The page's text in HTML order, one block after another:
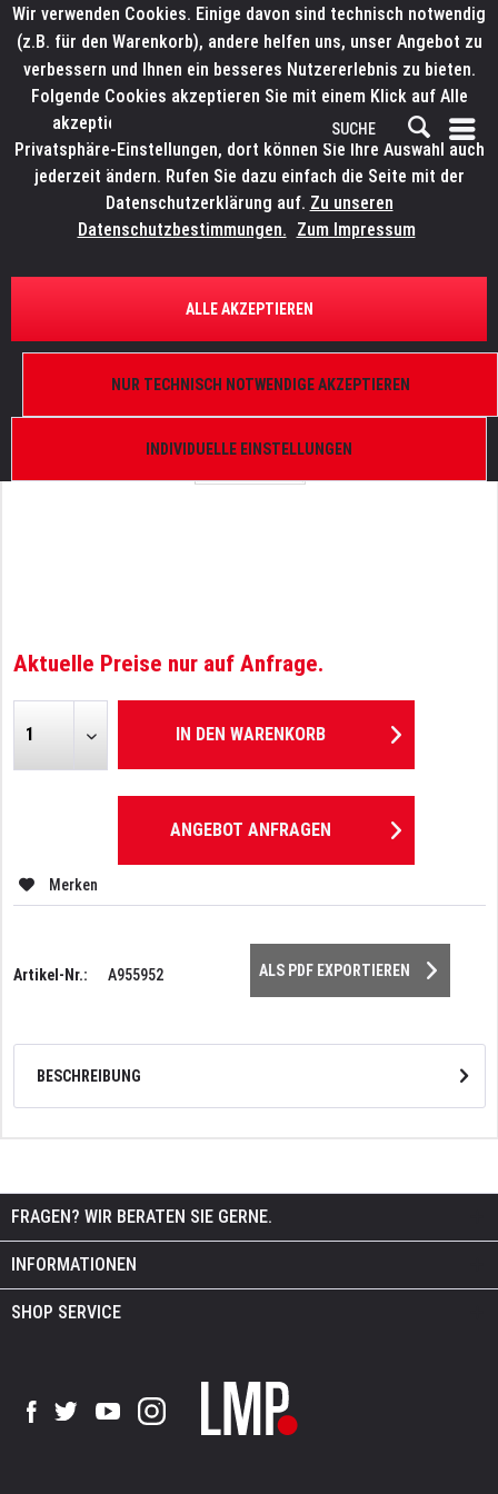
ÜBERSICHT ERSATZTEILE
LITECRAFT WashX.21
Aktuelle Preise nur auf Anfrage.
IN DEN WARENKORB
ANGEBOT ANFRAGEN
Merken
Artikel-Nr.: A955952 ALS PDF EXPORTIEREN
BESCHREIBUNG
FRAGEN? WIR BERATEN SIE GERNE.
INFORMATIONEN
SHOP SERVICE
Wir verwenden Cookies. Einige davon sind technisch notwendig
(z.B. für den Warenkorb), andere helfen uns, unser Angebot zu
verbessern und Ihnen ein besseres Nutzererlebnis zu bieten.
Folgende Cookies akzeptieren Sie mit einem Klick auf Alle
akzeptieren. Weitere Informationen finden Sie in den
Privatsphäre-Einstellungen, dort können Sie Ihre Auswahl auch
jederzeit ändern. Rufen Sie dazu einfach die Seite mit der
Datenschutzerklärung auf. Zu unseren
Datenschutzbestimmungen. Zum Impressum
INDIVIDUELLE EINSTELLUNGEN
NUR TECHNISCH NOTWENDIGE AKZEPTIEREN
ALLE AKZEPTIEREN